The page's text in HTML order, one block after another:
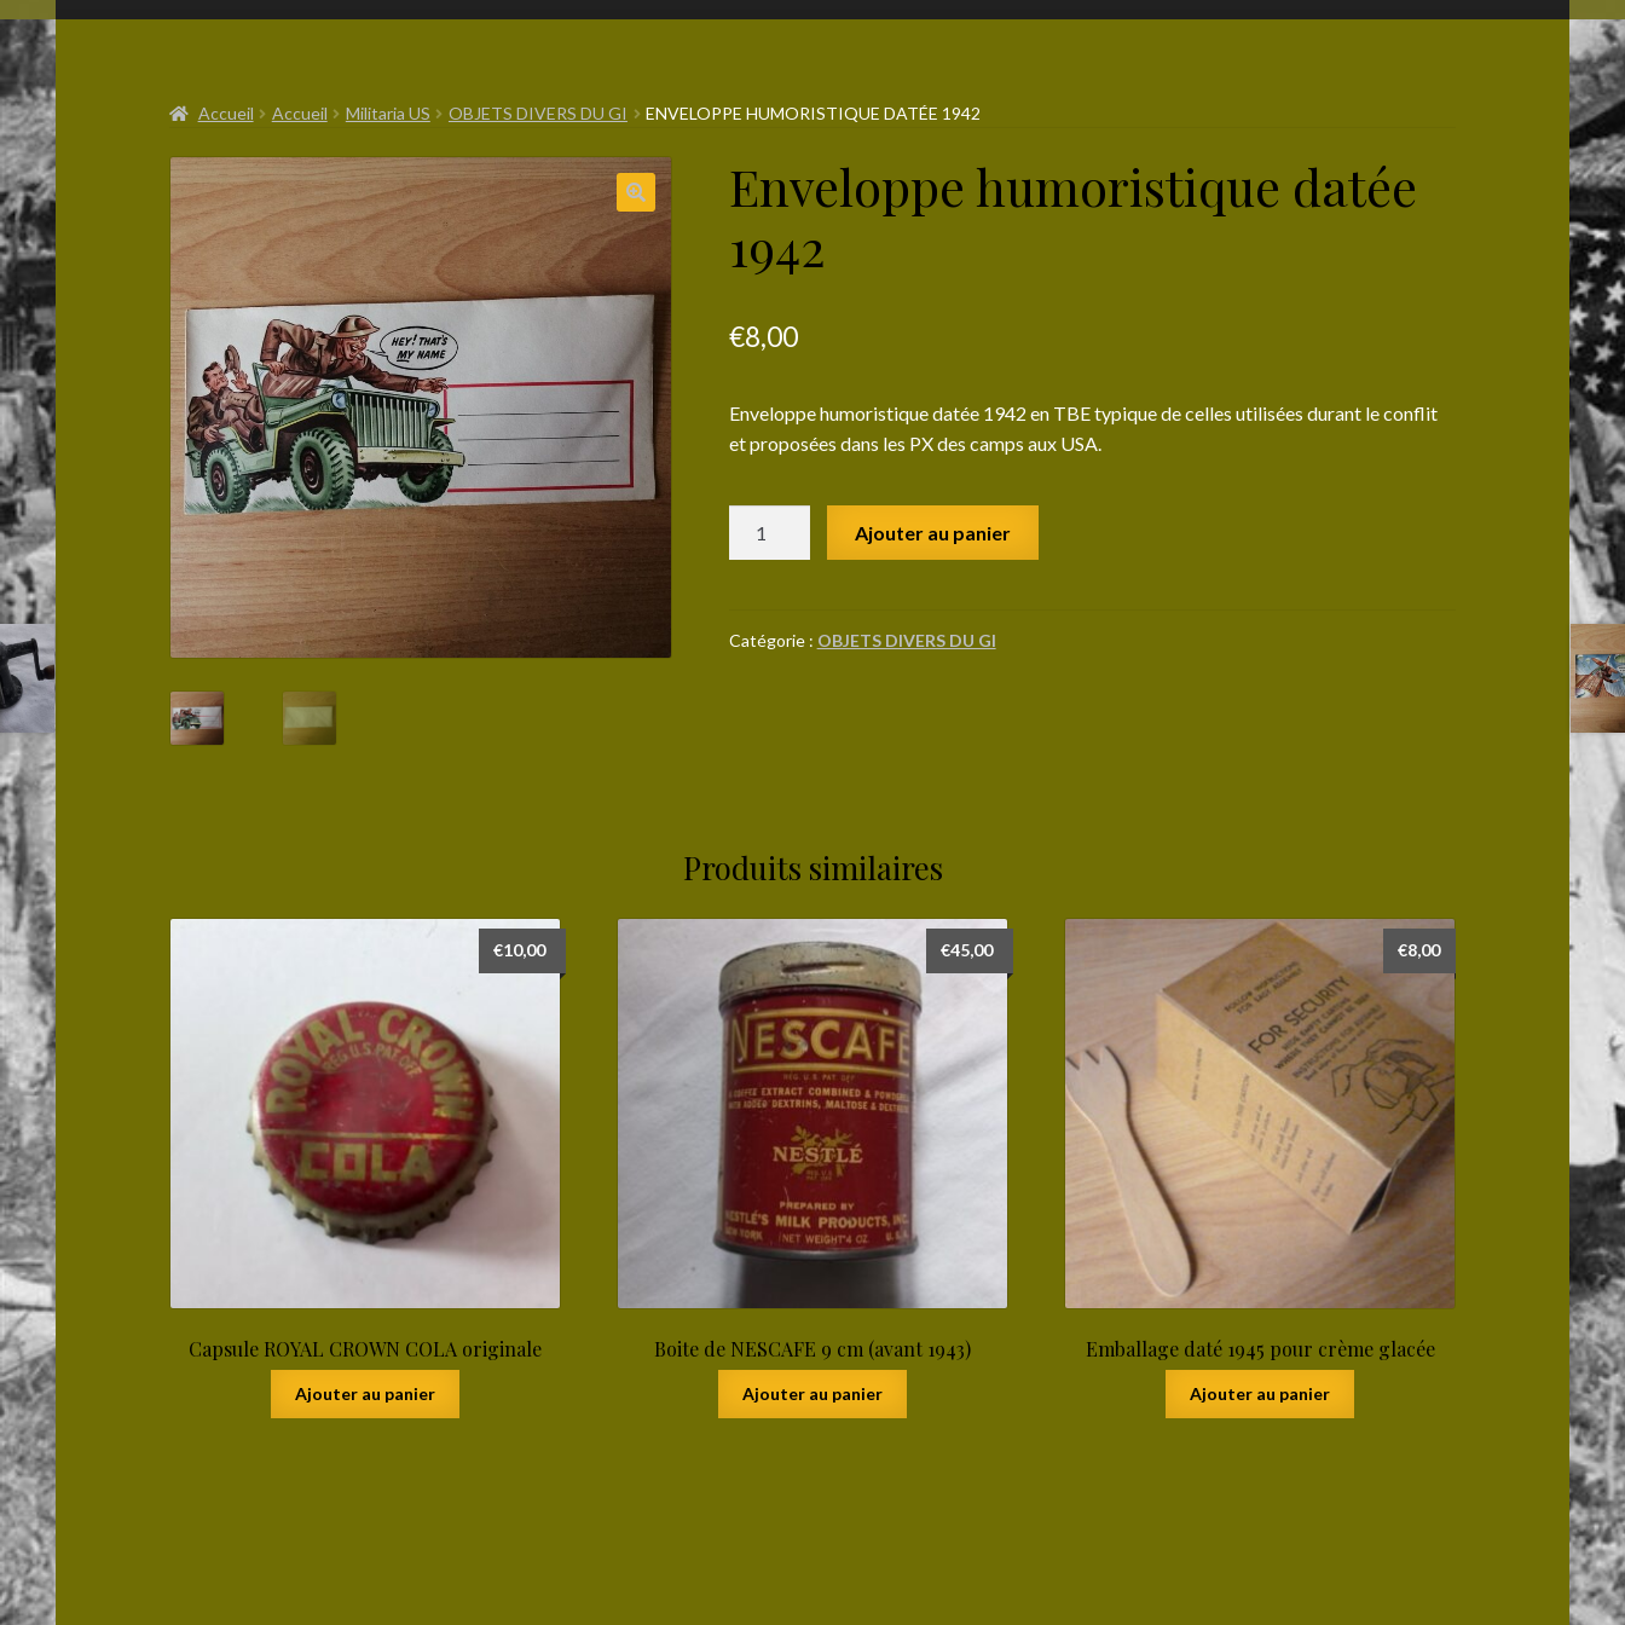
Accueil Accueil Militaria US OBJETS DIVERS DU GI ENVELOPPE HUMORISTIQUE DATÉE 1942
Enveloppe humoristique datée
1942
€8,00
Enveloppe humoristique datée 1942 en TBE typique de celles utilisées durant le conflit
et proposées dans les PX des camps aux USA.
datée
Ajouter au panier
Catégorie : OBJETS DIVERS DU GI
Produits similaires
Capsule ROYAL CROWN COLA originale
€10,00
Ajouter au panier
Boite de NESCAFE 9 cm (avant 1943)
€45,00
Ajouter au panier
Emballage daté 1945 pour crème glacée
€8,00
Ajouter au panier